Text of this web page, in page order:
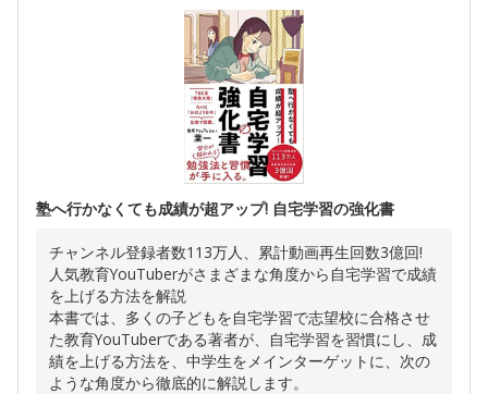
塾へ行かなくても成績が超アップ! 自宅学習の強化書
チャンネル登録者数113万人、累計動画再生回数3億回!
人気教育YouTuberがさまざまな角度から自宅学習で成績
を上げる方法を解説
本書では、多くの子どもを自宅学習で志望校に合格させ
た教育YouTuberである著者が、自宅学習を習慣にし、成
績を上げる方法を、中学生をメインターゲットに、次の
ような角度から徹底的に解説します。